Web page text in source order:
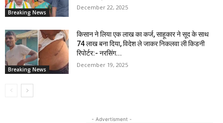
Breaking News
December 22, 2025
Breaking News
किसान ने लिया एक लाख का कर्ज, साहूकार ने सूद के साथ
74 लाख बना दिया, विदेश ले जाकर निकलवा ली किडनी
रिपोर्टर:- नरसिंग...
December 19, 2025
- Advertisment -